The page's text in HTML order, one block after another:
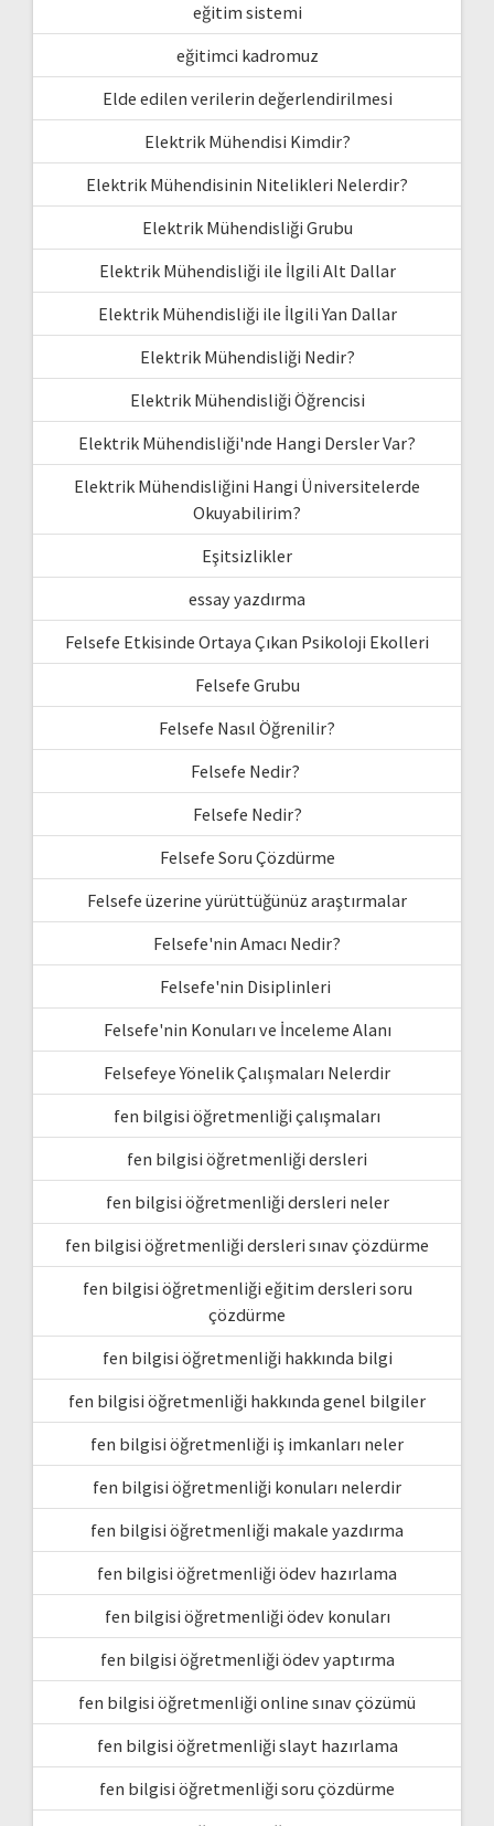
eğitim sistemi
eğitimci kadromuz
Elde edilen verilerin değerlendirilmesi
Elektrik Mühendisi Kimdir?
Elektrik Mühendisinin Nitelikleri Nelerdir?
Elektrik Mühendisliği Grubu
Elektrik Mühendisliği ile İlgili Alt Dallar
Elektrik Mühendisliği ile İlgili Yan Dallar
Elektrik Mühendisliği Nedir?
Elektrik Mühendisliği Öğrencisi
Elektrik Mühendisliği'nde Hangi Dersler Var?
Elektrik Mühendisliğini Hangi Üniversitelerde
Okuyabilirim?
Eşitsizlikler
essay yazdırma
Felsefe Etkisinde Ortaya Çıkan Psikoloji Ekolleri
Felsefe Grubu
Felsefe Nasıl Öğrenilir?
Felsefe Nedir?
Felsefe Nedir?
Felsefe Soru Çözdürme
Felsefe üzerine yürüttüğünüz araştırmalar
Felsefe'nin Amacı Nedir?
Felsefe'nin Disiplinleri
Felsefe'nin Konuları ve İnceleme Alanı
Felsefeye Yönelik Çalışmaları Nelerdir
fen bilgisi öğretmenliği çalışmaları
fen bilgisi öğretmenliği dersleri
fen bilgisi öğretmenliği dersleri neler
fen bilgisi öğretmenliği dersleri sınav çözdürme
fen bilgisi öğretmenliği eğitim dersleri soru
çözdürme
fen bilgisi öğretmenliği hakkında bilgi
fen bilgisi öğretmenliği hakkında genel bilgiler
fen bilgisi öğretmenliği iş imkanları neler
fen bilgisi öğretmenliği konuları nelerdir
fen bilgisi öğretmenliği makale yazdırma
fen bilgisi öğretmenliği ödev hazırlama
fen bilgisi öğretmenliği ödev konuları
fen bilgisi öğretmenliği ödev yaptırma
fen bilgisi öğretmenliği online sınav çözümü
fen bilgisi öğretmenliği slayt hazırlama
fen bilgisi öğretmenliği soru çözdürme